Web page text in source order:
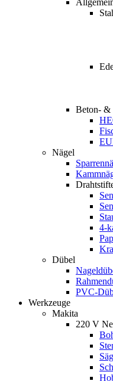
Beton- &
Nägel
4-
Dübel
PVC-
Werkzeuge
Makita
220 V